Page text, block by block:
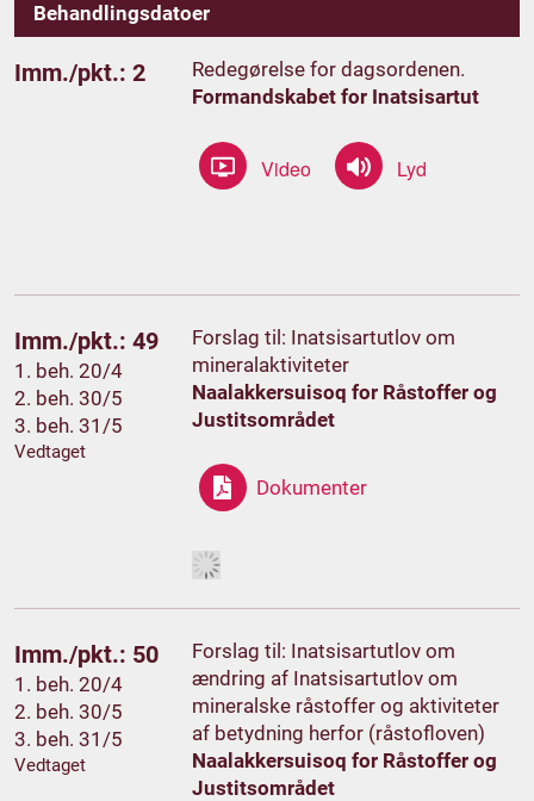
Behandlingsdatoer
Imm./pkt.: 2
Redegørelse for dagsordenen.
Formandskabet for Inatsisartut
Imm./pkt.: 49
1. beh. 20/4
2. beh. 30/5
3. beh. 31/5
Vedtaget
Forslag til: Inatsisartutlov om
mineralaktiviteter
Naalakkersuisoq for Råstoffer og
Justitsområdet
Dokumenter
Imm./pkt.: 50
1. beh. 20/4
2. beh. 30/5
3. beh. 31/5
Vedtaget
Forslag til: Inatsisartutlov om
ændring af Inatsisartutlov om
mineralske råstoffer og aktiviteter
af betydning herfor (råstofloven)
Naalakkersuisoq for Råstoffer og
Justitsområdet